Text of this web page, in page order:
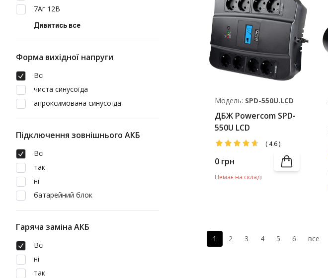
7Аг 12В
Дивитись все
Форма вихідної напруги
Всі
чиста синусоїда
апроксимована синусоїда
Підключення зовнішнього АКБ
Всі
так
ні
батарейний блок
Гаряча заміна АКБ
Всі
ні
так
Модель: SPD-550U.LCD
ДБЖ Powercom SPD-
550U LCD
( 4.6)
0 грн
Немає на складі
1 2 3 4 5 6 все